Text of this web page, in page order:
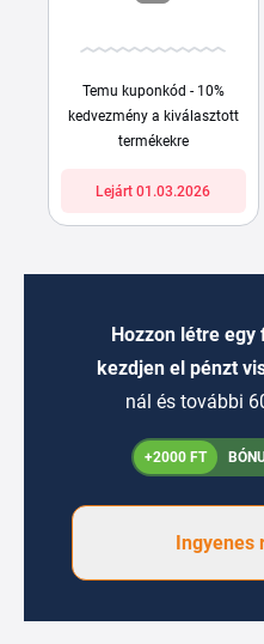
Temu kuponkód - 10%
kedvezmény a kiválasztott
termékekre
Lejárt 01.03.2026
Hozzon létre
kezdjen el pénzt
nál és további
+2000 FT
Ingyenes